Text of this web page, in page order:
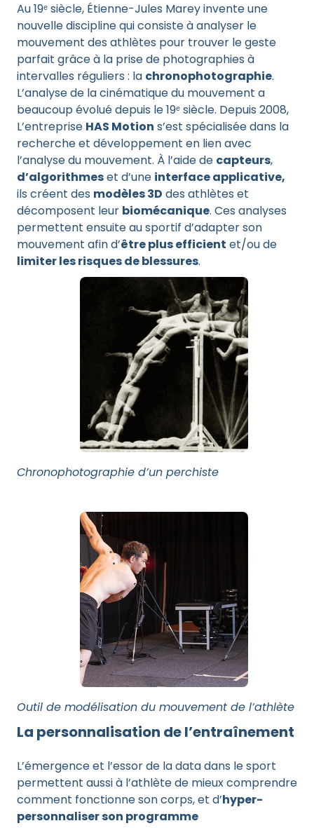
Au 19ᵉ siècle, Étienne-Jules Marey invente une
nouvelle discipline qui consiste à analyser le
mouvement des athlètes pour trouver le geste
parfait grâce à la prise de photographies à
intervalles réguliers : la chronophotographie.
L’analyse de la cinématique du mouvement a
beaucoup évolué depuis le 19ᵉ siècle. Depuis 2008,
L’entreprise HAS Motion s’est spécialisée dans la
recherche et développement en lien avec
l’analyse du mouvement. À l’aide de capteurs,
d’algorithmeset d’une interface applicative,
ils créent des modèles 3D des athlètes et
décomposent leur biomécanique. Ces analyses
permettent ensuite au sportif d’adapter son
mouvement afin d’être plus efficient et/ou de
limiter les risques de blessures.
Chronophotographie d’un perchiste
Outil de modélisation du mouvement de l’athlète
La personnalisation de l’entraînement
L’émergence et l’essor de la data dans le sport
permettent aussi à l’athlète de mieux comprendre
comment fonctionne son corps, et d’hyper-
personnaliser son programme